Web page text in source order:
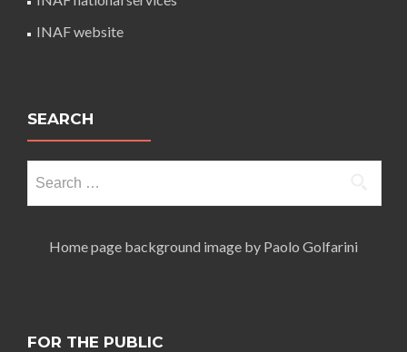
INAF website
SEARCH
for:
Home page background image by Paolo Golfarini
FOR THE PUBLIC